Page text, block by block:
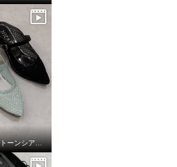
NICAL⭐︎ラインストーンシアーミュールをご紹介いたします。